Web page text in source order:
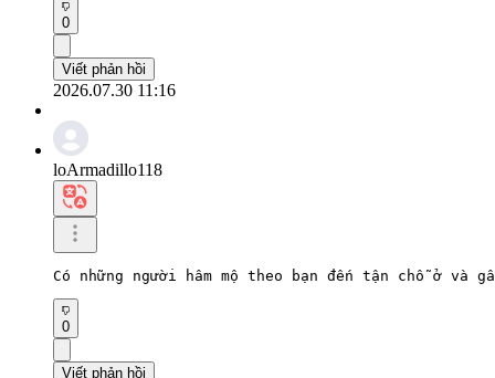
0
Viết phản hồi
2026.07.30 11:16
loArmadillo118
Có những người hâm mộ theo bạn đến tận chỗ ở
0
Viết phản hồi